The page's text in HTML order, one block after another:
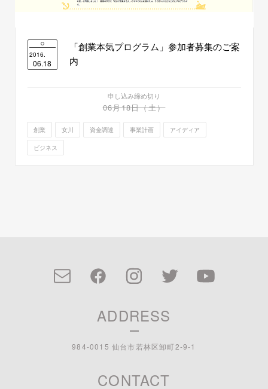
2016.
06.18
「創業本気プログラム」参加者募集のご案
内
申し込み締め切り
06月18日（土）
創業 女川 資金調達 事業計画 アイディア
ビジネス
ADDRESS
984-0015 仙台市若林区卸町2-9-1
CONTACT